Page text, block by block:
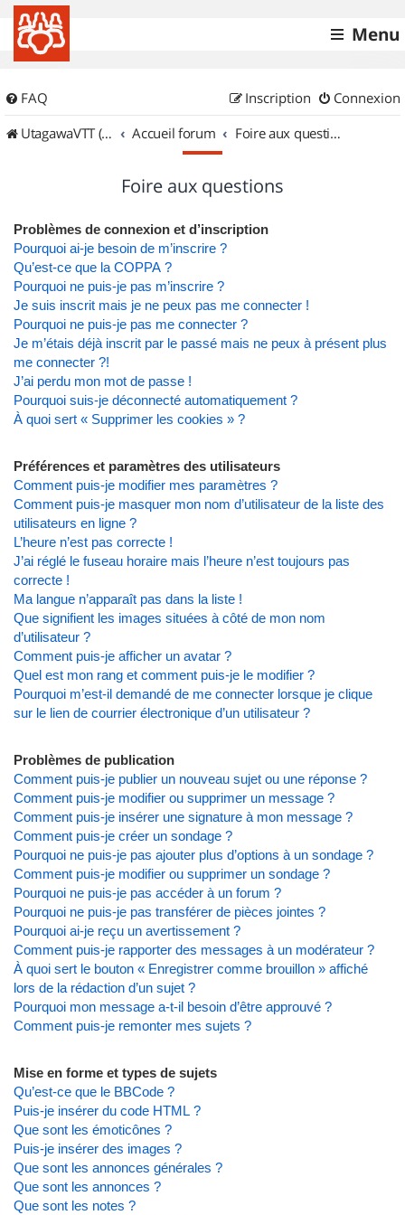
Menu
FAQ Connexion
Inscription
UtagawaVTT (Randos VTT et VTTAE avec traces GPS)
Accueil forum Foire aux questions
Foire aux questions
Problèmes de connexion et d’inscription
Pourquoi ai-je besoin de m’inscrire ?
Qu’est-ce que la COPPA ?
Pourquoi ne puis-je pas m’inscrire ?
Je suis inscrit mais je ne peux pas me connecter !
Pourquoi ne puis-je pas me connecter ?
Je m’étais déjà inscrit par le passé mais ne peux à présent plus
me connecter ?!
J’ai perdu mon mot de passe !
Pourquoi suis-je déconnecté automatiquement ?
À quoi sert « Supprimer les cookies » ?
Préférences et paramètres des utilisateurs
Comment puis-je modifier mes paramètres ?
Comment puis-je masquer mon nom d’utilisateur de la liste des
utilisateurs en ligne ?
L’heure n’est pas correcte !
J’ai réglé le fuseau horaire mais l’heure n’est toujours pas
correcte !
Ma langue n’apparaît pas dans la liste !
Que signifient les images situées à côté de mon nom
d’utilisateur ?
Comment puis-je afficher un avatar ?
Quel est mon rang et comment puis-je le modifier ?
Pourquoi m’est-il demandé de me connecter lorsque je clique
sur le lien de courrier électronique d’un utilisateur ?
Problèmes de publication
Comment puis-je publier un nouveau sujet ou une réponse ?
Comment puis-je modifier ou supprimer un message ?
Comment puis-je insérer une signature à mon message ?
Comment puis-je créer un sondage ?
Pourquoi ne puis-je pas ajouter plus d’options à un sondage ?
Comment puis-je modifier ou supprimer un sondage ?
Pourquoi ne puis-je pas accéder à un forum ?
Pourquoi ne puis-je pas transférer de pièces jointes ?
Pourquoi ai-je reçu un avertissement ?
Comment puis-je rapporter des messages à un modérateur ?
À quoi sert le bouton « Enregistrer comme brouillon » affiché
lors de la rédaction d’un sujet ?
Pourquoi mon message a-t-il besoin d’être approuvé ?
Comment puis-je remonter mes sujets ?
Mise en forme et types de sujets
Qu’est-ce que le BBCode ?
Puis-je insérer du code HTML ?
Que sont les émoticônes ?
Puis-je insérer des images ?
Que sont les annonces générales ?
Que sont les annonces ?
Que sont les notes ?